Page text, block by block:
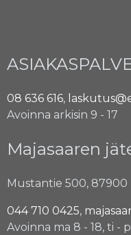
08 636 616,
Avoinna arkisin 9 - 17
Majasaaren
Mustantie 500, 87900
044 710 0425,
Avoinna ma 8 - 18, ti -